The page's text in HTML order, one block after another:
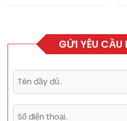
GỬI YÊU CẦU